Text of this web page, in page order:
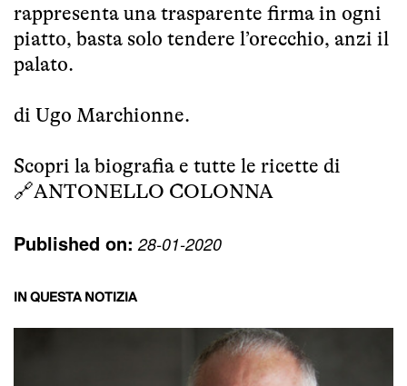
rappresenta una trasparente firma in ogni
piatto, basta solo tendere l’orecchio, anzi il
palato.
di Ugo Marchionne.
Scopri la biografia e tutte le ricette di
🔗ANTONELLO COLONNA
Published on: 28-01-2020
IN QUESTA NOTIZIA